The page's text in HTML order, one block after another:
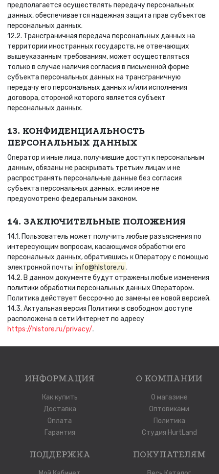
предполагается осуществлять передачу персональных
данных, обеспечивается надежная защита прав субъектов
персональных данных.
12.2. Трансграничная передача персональных данных на
территории иностранных государств, не отвечающих
вышеуказанным требованиям, может осуществляться
только в случае наличия согласия в письменной форме
субъекта персональных данных на трансграничную
передачу его персональных данных и/или исполнения
договора, стороной которого является субъект
персональных данных.
13. КОНФИДЕНЦИАЛЬНОСТЬ
ПЕРСОНАЛЬНЫХ ДАННЫХ
Оператор и иные лица, получившие доступ к персональным
данным, обязаны не раскрывать третьим лицам и не
распространять персональные данные без согласия
субъекта персональных данных, если иное не
предусмотрено федеральным законом.
14. ЗАКЛЮЧИТЕЛЬНЫЕ ПОЛОЖЕНИЯ
14.1. Пользователь может получить любые разъяснения по
интересующим вопросам, касающимся обработки его
персональных данных, обратившись к Оператору с помощью
электронной почты info@hlstore.ru .
14.2. В данном документе будут отражены любые изменения
политики обработки персональных данных Оператором.
Политика действует бессрочно до замены ее новой версией.
14.3. Актуальная версия Политики в свободном доступе
расположена в сети Интернет по адресу
https://hlstore.ru/privacy/.
ИНФОРМАЦИЯ
Как купить
Доставка
Оплата
Гарантия
О КОМПАНИИ
О магазине
Оптовиками
Политика
Студия HurtLand
ПОДДЕРЖКА ПОКУПАТЕЛЯМ